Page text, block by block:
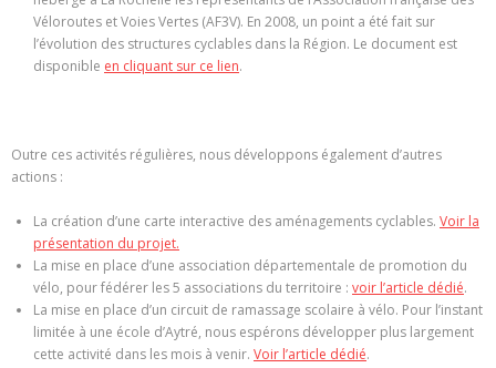
Véloroutes et Voies Vertes (AF3V). En 2008, un point a été fait sur
l’évolution des structures cyclables dans la Région. Le document est
disponible en cliquant sur ce lien.
Outre ces activités régulières, nous développons également d’autres
actions :
La création d’une carte interactive des aménagements cyclables. Voir la
présentation du projet.
La mise en place d’une association départementale de promotion du
vélo, pour fédérer les 5 associations du territoire : voir l’article dédié.
La mise en place d’un circuit de ramassage scolaire à vélo. Pour l’instant
limitée à une école d’Aytré, nous espérons développer plus largement
cette activité dans les mois à venir. Voir l’article dédié.